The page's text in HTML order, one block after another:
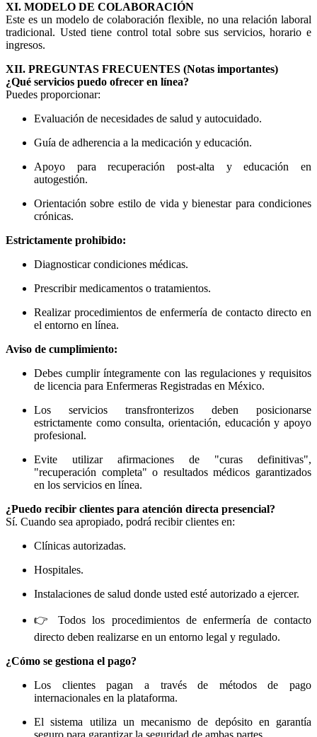
XI. MODELO DE COLABORACIÓN
Este es un modelo de colaboración flexible, no una relación laboral
tradicional. Usted tiene control total sobre sus servicios, horario e
ingresos.
XII. PREGUNTAS FRECUENTES (Notas importantes)
¿Qué servicios puedo ofrecer en línea?
Puedes proporcionar:
Evaluación de necesidades de salud y autocuidado.
Guía de adherencia a la medicación y educación.
Apoyo para recuperación post-alta y educación en
autogestión.
Orientación sobre estilo de vida y bienestar para condiciones
crónicas.
Estrictamente prohibido:
Diagnosticar condiciones médicas.
Prescribir medicamentos o tratamientos.
Realizar procedimientos de enfermería de contacto directo en
el entorno en línea.
Aviso de cumplimiento:
Debes cumplir íntegramente con las regulaciones y requisitos
de licencia para Enfermeras Registradas en México.
Los servicios transfronterizos deben posicionarse
estrictamente como consulta, orientación, educación y apoyo
profesional.
Evite utilizar afirmaciones de "curas definitivas",
"recuperación completa" o resultados médicos garantizados
en los servicios en línea.
¿Puedo recibir clientes para atención directa presencial?
Sí. Cuando sea apropiado, podrá recibir clientes en:
Clínicas autorizadas.
Hospitales.
Instalaciones de salud donde usted esté autorizado a ejercer.
👉 Todos los procedimientos de enfermería de contacto
directo deben realizarse en un entorno legal y regulado.
¿Cómo se gestiona el pago?
Los clientes pagan a través de métodos de pago
internacionales en la plataforma.
El sistema utiliza un mecanismo de depósito en garantía